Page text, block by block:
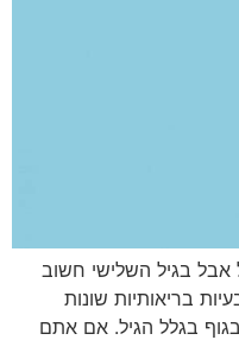
אבל בגיל השלישי חשוב
בריאותיות שונות
בגלל הגיל. אם אתם